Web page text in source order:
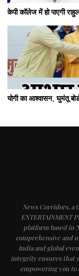
केपी कॉलेज में हो पाएगी
योगी का आश्वासन, घुमंतू
News Corridors, a
ENTERTAINMENT
platform based in
comprehensive and
India and global
integrity ensures that
empowering you to